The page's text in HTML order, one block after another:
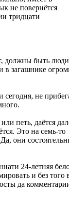
не повернётся
тридцати
должны быть
в загашнике
сегодня, не
петь, даётся
Это на семь-то
они
24-летняя
и без
да